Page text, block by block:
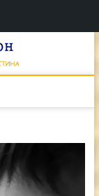
&
НАРОДЖУЄТЬСЯ